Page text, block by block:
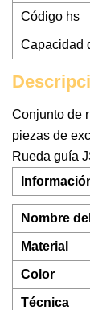
Código hs
Capacidad
Conjunto de
piezas de
Rueda guía
Nombre
Material
Color
Técnica